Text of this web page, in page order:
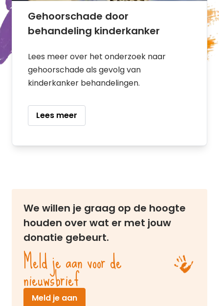
Gehoorschade door
behandeling kinderkanker
Lees meer over het onderzoek naar
gehoorschade als gevolg van
kinderkanker behandelingen.
Lees meer
We willen je graag op de hoogte
houden over wat er met jouw
donatie gebeurt.
Meld je aan voor de
nieuwsbrief
Meld je aan(opent in nieuw venster)